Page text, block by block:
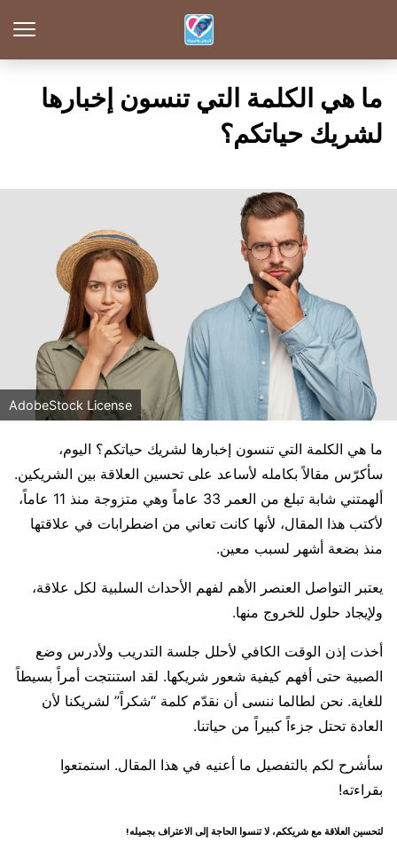
ما هي الكلمة التي تنسون إخبارها
لشريك حياتكم؟
AdobeStock License
ما هي الكلمة التي تنسون إخبارها لشريك حياتكم؟ اليوم،
سأكرّس مقالاً بكامله لأساعد على تحسين العلاقة بين الشريكين.
ألهمتني شابة تبلغ من العمر 33 عاماً وهي متزوجة منذ 11 عاماً،
لأكتب هذا المقال، لأنها كانت تعاني من اضطرابات في علاقتها
منذ بضعة أشهر لسبب معين.
يعتبر التواصل العنصر الأهم لفهم الأحداث السلبية لكل علاقة،
ولإيجاد حلول للخروج منها.
أخذت إذن الوقت الكافي لأحلل جلسة التدريب ولأدرس وضع
الصبية حتى أفهم كيفية شعور شريكها. لقد استنتجت أمراً بسيطاً
للغاية. نحن لطالما ننسى أن نقدّم كلمة “شكراً” لشريكنا لأن
العادة تحتل جزءاً كبيراً من حياتنا.
سأشرح لكم بالتفصيل ما أعنيه في هذا المقال. استمتعوا
بقراءته!
لتحسين العلاقة مع شريككم، لا تنسوا الحاجة إلى الاعتراف بجميله!